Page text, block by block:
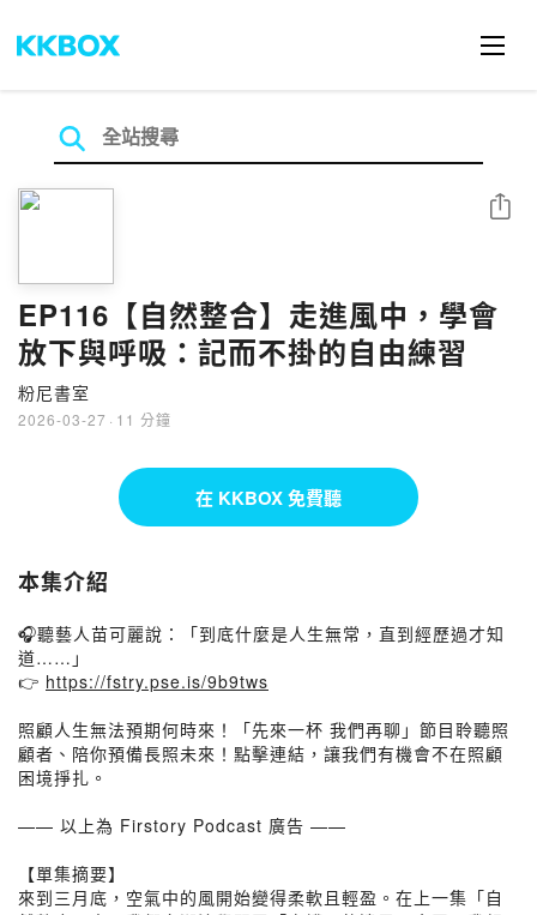
EP116【自然整合】走進風中，學會
放下與呼吸：記而不掛的自由練習
粉尼書室
2026-03-27 · 11 分鐘
分享
在 KKBOX 免費聽
本集介紹
🎧聽藝人苗可麗說：「到底什麼是人生無常，直到經歷過才知
道……」
👉 https://fstry.pse.is/9b9tws
照顧人生無法預期何時來！「先來一杯 我們再聊」節目聆聽照
顧者、陪你預備長照未來！點擊連結，讓我們有機會不在照顧
困境掙扎。
—— 以上為 Firstory Podcast 廣告 ——
【單集摘要】
來到三月底，空氣中的風開始變得柔軟且輕盈。在上一集「自